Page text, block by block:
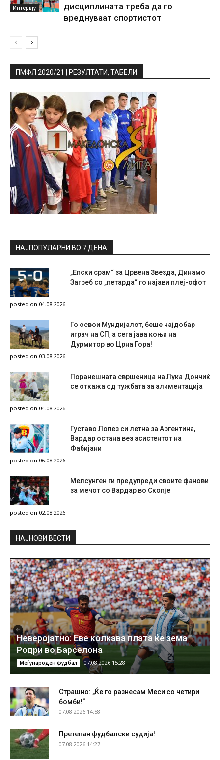
Интервју
дисциплината треба да го
вреднуваат спортистот
ПМФЛ 2020/21 | РЕЗУЛТАТИ, ТАБЕЛИ
НАЈПОПУЛАРНИ ВО 7 ДЕНА
„Епски срам“ за Црвена Звезда, Динамо
Загреб со „петарда“ го најави плеј-офот
posted on 04.08.2026
Го освои Мундијалот, беше најдобар
играч на СП, а сега јава коњи на
Дурмитор во Црна Гора!
posted on 03.08.2026
Поранешната свршеница на Лука Дончиќ
се откажа од тужбата за алиментација
posted on 04.08.2026
Густаво Лопез си летна за Аргентина,
Вардар остана вез асистентот на
Фабијани
posted on 06.08.2026
Мелсунген ги предупреди своите фанови
за мечот со Вардар во Скопје
posted on 02.08.2026
НAЈНОВИ ВЕСТИ
Неверојатно: Еве колкава плата ќе зема
Родри во Барселона
Меѓународен фудбал 07.08.2026 15:28
Страшно: „Ќе го разнесам Меси со четири
бомби!“
07.08.2026 14:58
Претепан фудбалски судија!
07.08.2026 14:27